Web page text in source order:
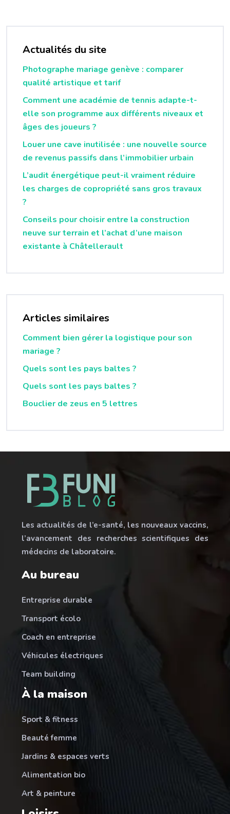
Actualités du site
Photographe mariage genève : comparer
qualité artistique et tarif
Comment une académie de tennis adapte-t-
elle son programme aux différents niveaux et
âges des joueurs ?
Louer une cave inutilisée : une nouvelle source
de revenus passifs dans l’immobilier urbain
L’audit énergétique peut-il vraiment réduire
les charges de copropriété sans gros travaux
?
Conseils pour choisir entre la construction
neuve sur terrain et l’achat d’une maison
existante à Châtellerault
Articles similaires
Comment bien gérer la logistique pour son
mariage ?
Quels sont les pays baltes ?
Quels sont les pays baltes ?
Bouclier de zeus en 5 lettres
Les actualités de l’e-santé, les nouveaux vaccins,
l’avancement des recherches scientifiques des
médecins de laboratoire.
Au bureau
Entreprise durable
Transport écolo
Coach en entreprise
Véhicules électriques
Team building
À la maison
Sport & fitness
Beauté femme
Jardins & espaces verts
Alimentation bio
Art & peinture